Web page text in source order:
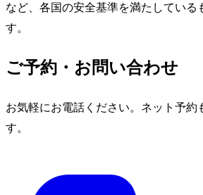
など、各国の安全基準を満たしている
す。
ご予約・お問い合わせ
お気軽にお電話ください。ネット予約
す。